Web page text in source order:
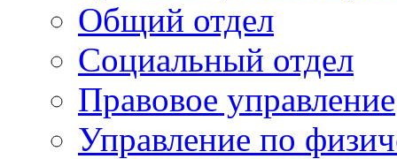
Общий отдел
Социальный отдел
Правовое управление
Управление по